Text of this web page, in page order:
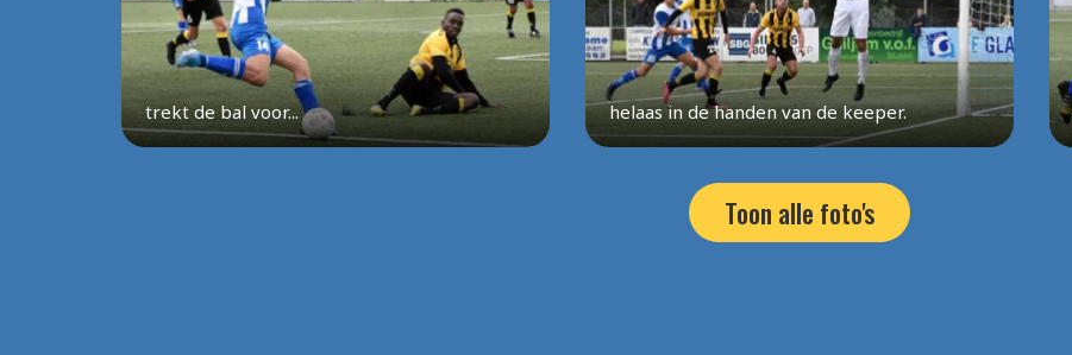
trekt de bal voor... helaas in de handen van de keeper.
Toon alle foto's